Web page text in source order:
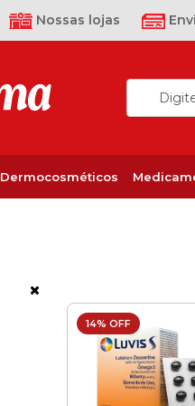
Nossas lojas
Dermocosméticos
14% OFF